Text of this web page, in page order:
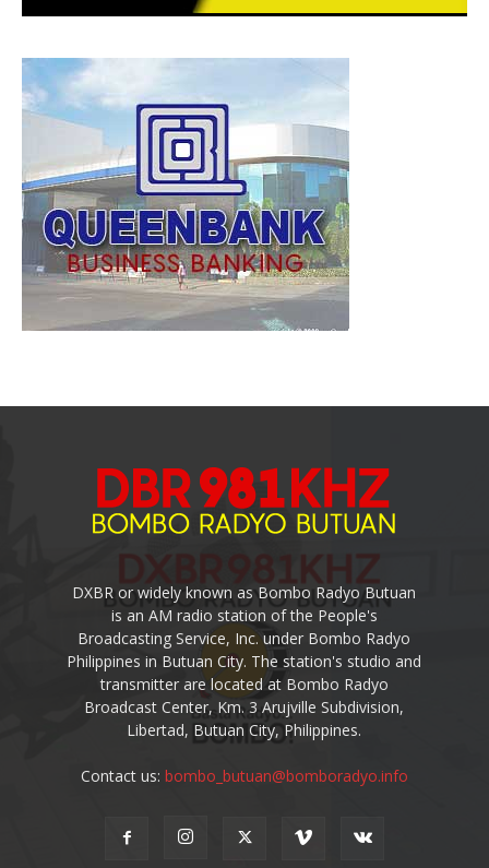
DXBR or widely known as Bombo Radyo Butuan
is an AM radio station of the People's
Broadcasting Service, Inc. under Bombo Radyo
Philippines in Butuan City. The station's studio and
transmitter are located at Bombo Radyo
Broadcast Center, Km. 3 Arujville Subdivision,
Libertad, Butuan City, Philippines.
Contact us: bombo_butuan@bomboradyo.info